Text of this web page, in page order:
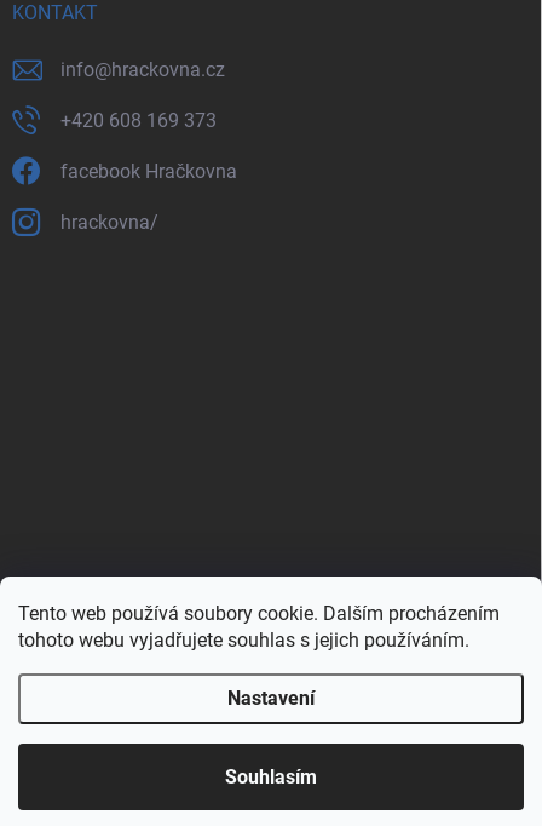
Tento web používá soubory cookie. Dalším procházením
tohoto webu vyjadřujete souhlas s jejich používáním.
Nastavení
Souhlasím
KONTAKT
info@hrackovna.cz
+420 608 169 373
facebook Hračkovna
hrackovna/
Zboží.cz Heureka.cz Porovnávač.cz